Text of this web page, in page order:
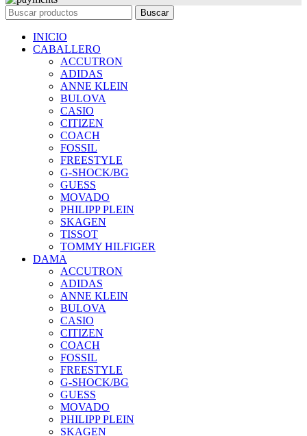
Buscar
INICIO
CABALLERO
ACCUTRON
ADIDAS
ANNE KLEIN
BULOVA
CASIO
CITIZEN
COACH
FOSSIL
FREESTYLE
G-SHOCK/BG
GUESS
MOVADO
PHILIPP PLEIN
SKAGEN
TISSOT
TOMMY HILFIGER
DAMA
ACCUTRON
ADIDAS
ANNE KLEIN
BULOVA
CASIO
CITIZEN
COACH
FOSSIL
FREESTYLE
G-SHOCK/BG
GUESS
MOVADO
PHILIPP PLEIN
SKAGEN